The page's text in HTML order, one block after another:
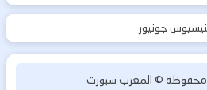
جونيور
محفوظة ©المغرب سبورت